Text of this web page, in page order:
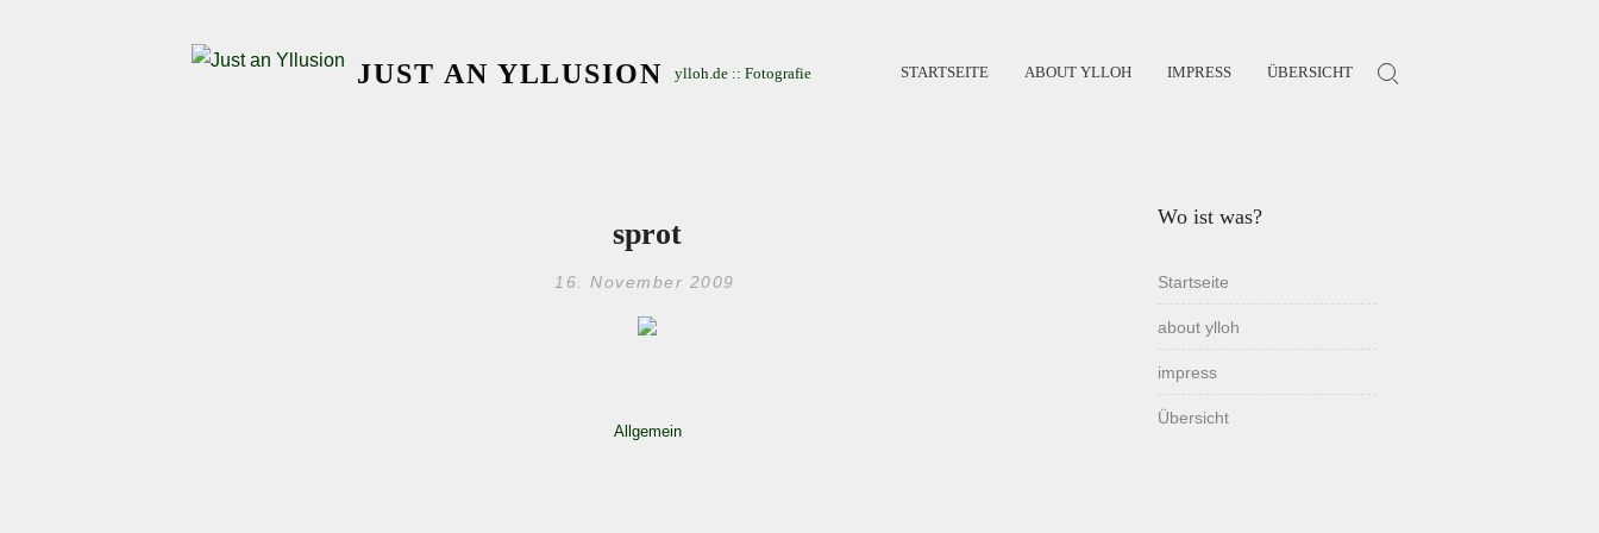
JUST AN YLLUSION ylloh.de :: Fotografie STARTSEITE ABOUT YLLOH IMPRESS ÜBERSICHT Search for:
sprot
16. November 2009
Allgemein
Wo ist was?
Startseite
about ylloh
impress
Übersicht